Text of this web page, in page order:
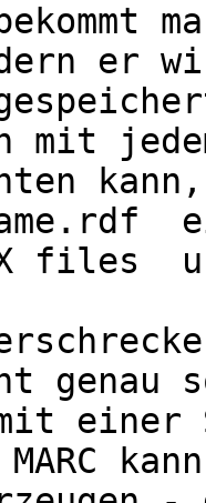
er
mit
files
genau
einer